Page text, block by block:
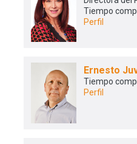
Tiempo
Perfil
Ernesto
Tiempo
Perfil